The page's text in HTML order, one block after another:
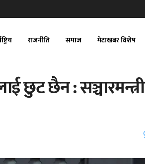
राजनीति समाज मेटाखबर विशेष
छुट छैन : सञ्चारमन्त्री